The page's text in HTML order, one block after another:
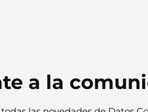
a la